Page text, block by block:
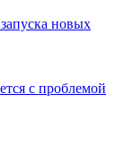
новых
с проблемой